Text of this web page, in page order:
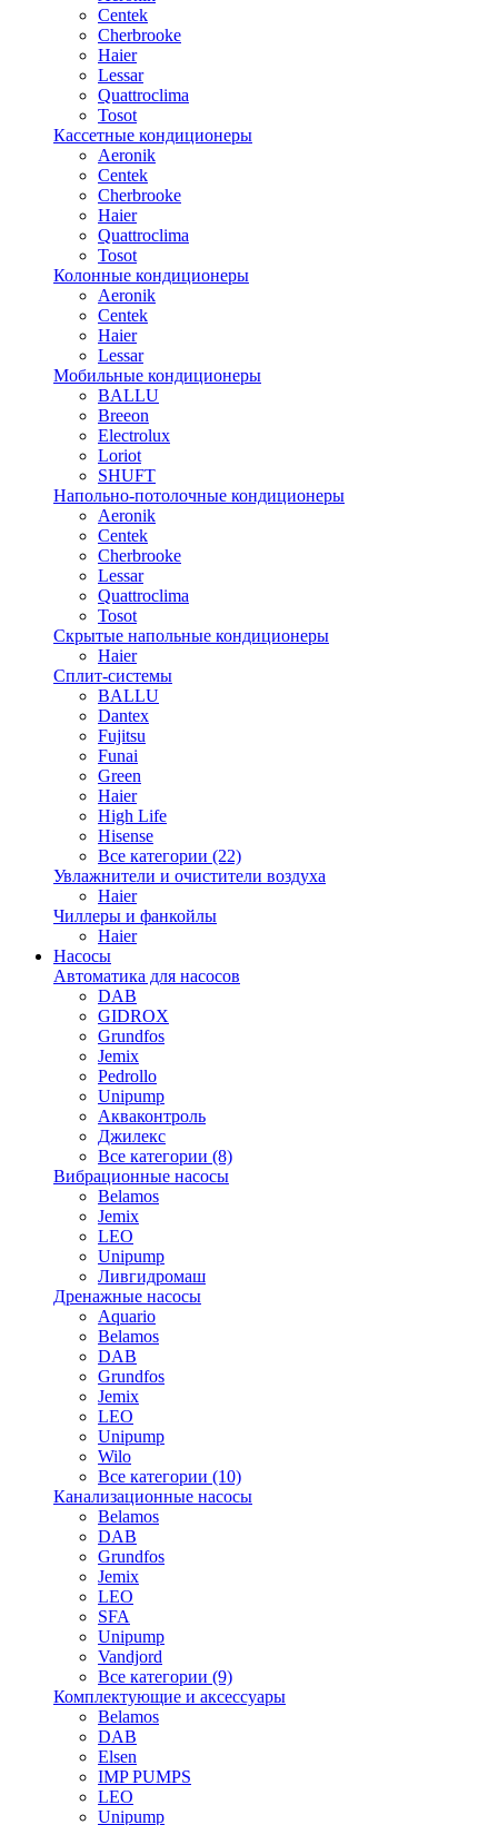
Centek
Cherbrooke
Haier
Lessar
Quattroclima
Tosot
Кассетные кондиционеры
Aeronik
Centek
Cherbrooke
Haier
Quattroclima
Tosot
Колонные кондиционеры
Aeronik
Centek
Haier
Lessar
Мобильные кондиционеры
BALLU
Breeon
Electrolux
Loriot
SHUFT
Напольно-потолочные кондиционеры
Aeronik
Centek
Cherbrooke
Lessar
Quattroclima
Tosot
Скрытые напольные кондиционеры
Haier
Сплит-системы
BALLU
Dantex
Fujitsu
Funai
Green
Haier
High Life
Hisense
Все категории (22)
Увлажнители и очистители воздуха
Haier
Чиллеры и фанкойлы
Haier
Насосы
Автоматика для насосов
DAB
GIDROX
Grundfos
Jemix
Pedrollo
Unipump
Акваконтроль
Джилекс
Все категории (8)
Вибрационные насосы
Belamos
Jemix
LEO
Unipump
Ливгидромаш
Дренажные насосы
Aquario
Belamos
DAB
Grundfos
Jemix
LEO
Unipump
Wilo
Все категории (10)
Канализационные насосы
Belamos
DAB
Grundfos
Jemix
LEO
SFA
Unipump
Vandjord
Все категории (9)
Комплектующие и аксессуары
Belamos
DAB
Elsen
IMP PUMPS
LEO
Unipump